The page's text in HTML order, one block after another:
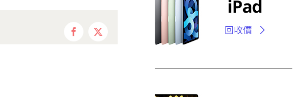
Facebook
X